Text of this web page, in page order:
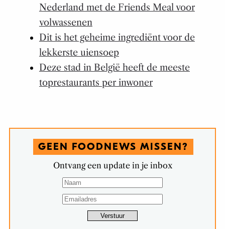
Nederland met de Friends Meal voor
volwassenen
Dit is het geheime ingrediënt voor de
lekkerste uiensoep
Deze stad in België heeft de meeste
toprestaurants per inwoner
GEEN FOODNEWS MISSEN?
Ontvang een update in je inbox